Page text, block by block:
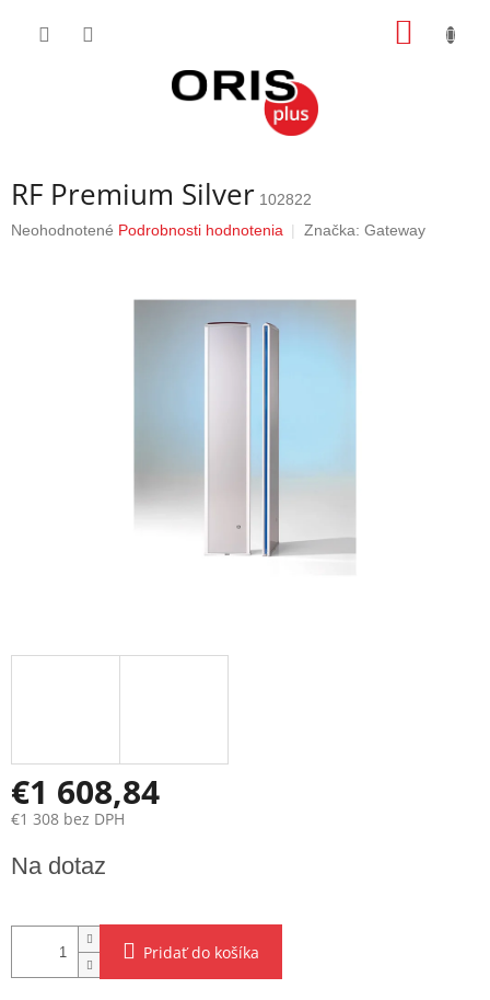
RF Premium Silver 102822
Priemerné
Neohodnotené Podrobnosti hodnotenia Značka: Gateway
€1 608,84
€1 308 bez DPH
cena:
Na dotaz
Pridať do košíka